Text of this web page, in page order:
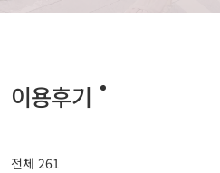
이용후기
전체 261